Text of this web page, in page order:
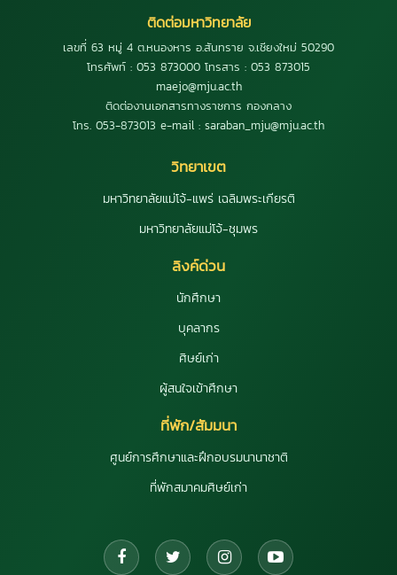
ติดต่อมหาวิทยาลัย
เลขที่ 63 หมู่ 4 ต.หนองหาร อ.สันทราย จ.เชียงใหม่ 50290
โทรศัพท์ : 053 873000 โทรสาร : 053 873015
maejo@mju.ac.th
ติดต่องานเอกสารทางราชการ กองกลาง
โทร. 053-873013 e-mail : saraban_mju@mju.ac.th
วิทยาเขต
มหาวิทยาลัยแม่โจ้-แพร่ เฉลิมพระเกียรติ
มหาวิทยาลัยแม่โจ้-ชุมพร
ลิงค์ด่วน
นักศึกษา
บุคลากร
ศิษย์เก่า
ผู้สนใจเข้าศึกษา
ที่พัก/สัมมนา
ศูนย์การศึกษาและฝึกอบรมนานาชาติ
ที่พักสมาคมศิษย์เก่า